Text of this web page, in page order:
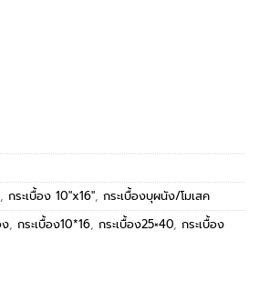
, กระเบื้อง 10"x16", กระเบื้องบุผนัง/โมเสค
ง, กระเบื้อง10*16, กระเบื้อง25×40, กระเบื้อง